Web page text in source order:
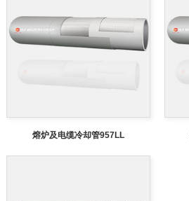
熔炉及电缆冷却管957LL